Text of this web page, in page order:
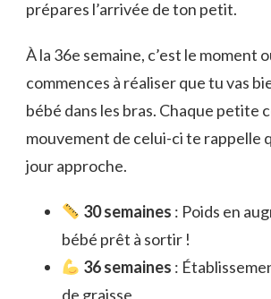
prépares l’arrivée de ton petit.
À la 36e semaine, c’est le moment
commences à réaliser que tu vas
bébé dans les bras. Chaque petite
mouvement de celui-ci te rappelle
jour approche.
30 semaines : Poids en
bébé prêt à sortir !
36 semaines :
de graisse